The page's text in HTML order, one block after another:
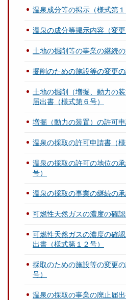
温泉成分等の掲示（様式第１
温泉の成分等掲示内容（変
土地の掘削等の事業の継続
掘削のための施設等の変更
土地の掘削（増掘、動力の
届出書（様式第６号）
増掘（動力の装置）の許可申
温泉の採取の許可申請書（様
温泉の採取の許可の地位の
号）
温泉の採取の事業の継続の
可燃性天然ガスの濃度の確
可燃性天然ガスの濃度の確
出書（様式第１２号）
採取のための施設等の変更
号）
温泉の採取の事業の廃止届出